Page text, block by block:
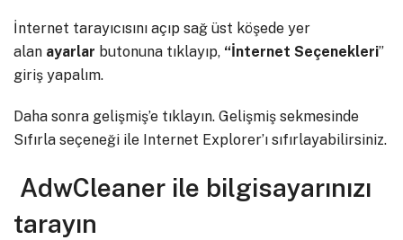
İnternet tarayıcısını açıp sağ üst köşede yer
alan ayarlar butonuna tıklayıp, “İnternet Seçenekleri”
giriş yapalım.
Daha sonra gelişmiş’e tıklayın. Gelişmiş sekmesinde
Sıfırla seçeneği ile Internet Explorer’ı sıfırlayabilirsiniz.
AdwCleaner ile bilgisayarınızı
tarayın